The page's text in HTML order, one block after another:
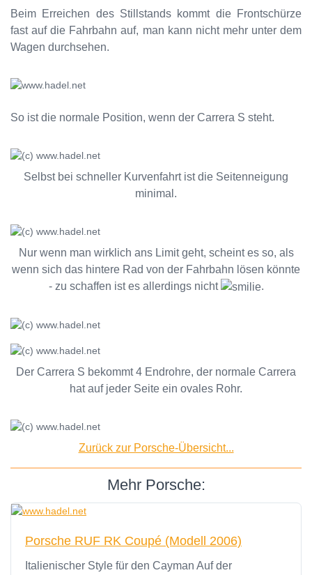
Beim Erreichen des Stillstands kommt die Frontschürze
fast auf die Fahrbahn auf, man kann nicht mehr unter dem
Wagen durchsehen.
So ist die normale Position, wenn der Carrera S steht.
Selbst bei schneller Kurvenfahrt ist die Seitenneigung
minimal.
Nur wenn man wirklich ans Limit geht, scheint es so, als
wenn sich das hintere Rad von der Fahrbahn lösen könnte
- zu schaffen ist es allerdings nicht
.
Der Carrera S bekommt 4 Endrohre, der normale Carrera
hat auf jeder Seite ein ovales Rohr.
Zurück zur Porsche-Übersicht...
Mehr Porsche:
Porsche RUF RK Coupé (Modell 2006)
Italienischer Style für den Cayman Auf der